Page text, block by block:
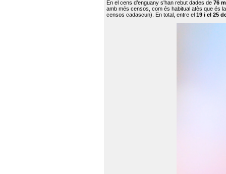
En el cens d’enguany s'han rebut dades de 76
amb més censos, com és habitual atès que és
censos cadascun). En total, entre el 19 i el 25